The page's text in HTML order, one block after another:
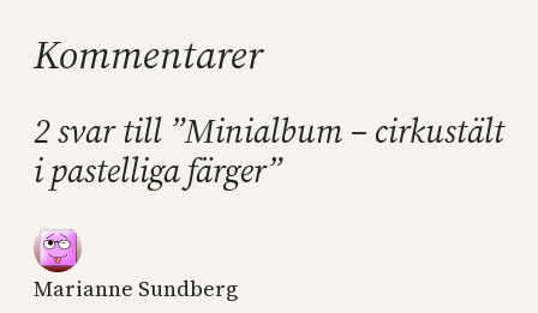
Kommentarer
2 svar till ”Minialbum – cirkustält
i pastelliga färger”
Marianne Sundberg